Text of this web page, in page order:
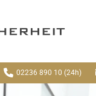
02236 890 10 (24h)